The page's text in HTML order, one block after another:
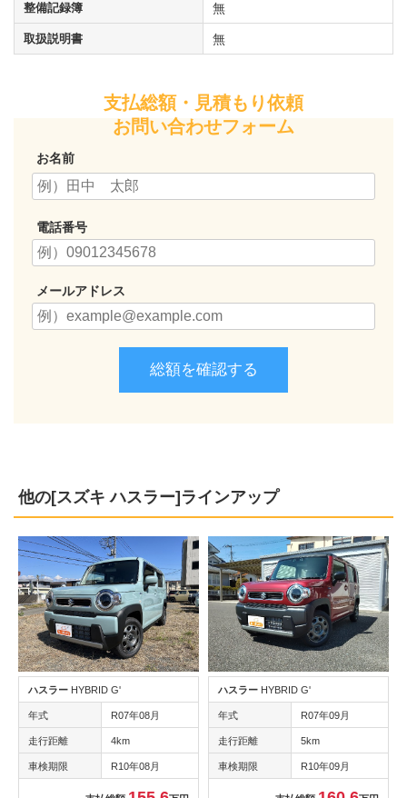
整備記録簿 無
取扱説明書 無
支払総額・見積もり依頼
お問い合わせフォーム
お名前
電話番号
メールアドレス
他の[スズキ ハスラー]ラインアップ
ハスラー HYBRID G'
年式 R07年08月
走行距離 4km
車検期限 R10年08月
ハスラー HYBRID G'
年式 R07年09月
走行距離 5km
車検期限 R10年09月